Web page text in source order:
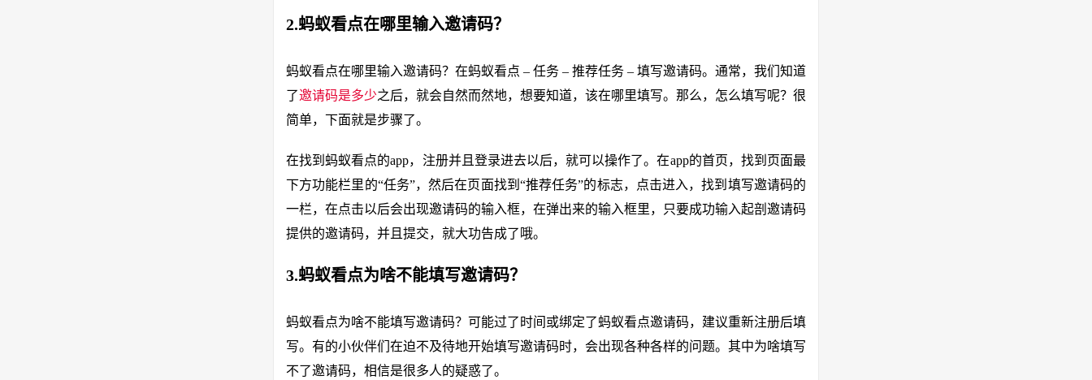
2.蚂蚁看点在哪里输入邀请码？
蚂蚁看点在哪里输入邀请码？在蚂蚁看点 – 任务 – 推荐任务 – 填写邀请码。通常，我们知道
了邀请码是多少之后，就会自然而然地，想要知道，该在哪里填写。那么，怎么填写呢？很
简单，下面就是步骤了。
在找到蚂蚁看点的app，注册并且登录进去以后，就可以操作了。在app的首页，找到页面最
下方功能栏里的“任务”，然后在页面找到“推荐任务”的标志，点击进入，找到填写邀请码的
一栏，在点击以后会出现邀请码的输入框，在弹出来的输入框里，只要成功输入起剖邀请码
提供的邀请码，并且提交，就大功告成了哦。
3.蚂蚁看点为啥不能填写邀请码？
蚂蚁看点为啥不能填写邀请码？可能过了时间或绑定了蚂蚁看点邀请码，建议重新注册后填
写。有的小伙伴们在迫不及待地开始填写邀请码时，会出现各种各样的问题。其中为啥填写
不了邀请码，相信是很多人的疑惑了。